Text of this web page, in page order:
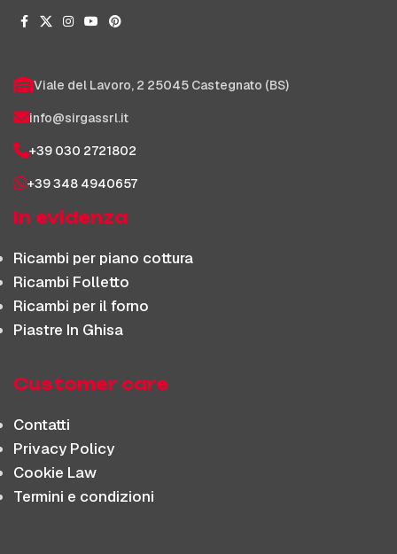
Viale del Lavoro, 2 25045 Castegnato (BS)
info@sirgassrl.it
+39 030 2721802
+39 348 4940657
In evidenza
Ricambi per piano cottura
Ricambi Folletto
Ricambi per il forno
Piastre In Ghisa
Customer care
Contatti
Privacy Policy
Cookie Law
Termini e condizioni